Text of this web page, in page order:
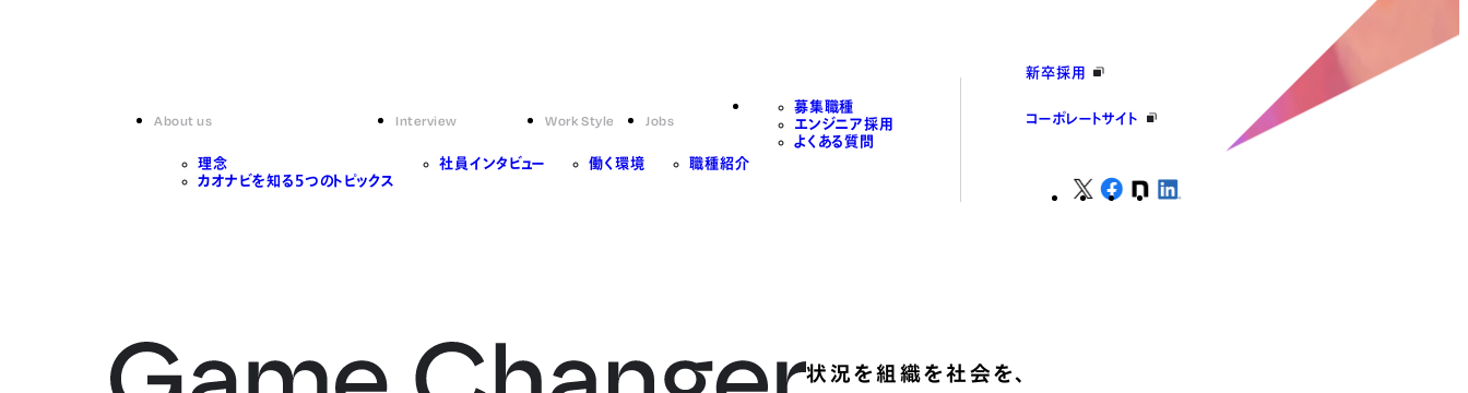
About us
理念
カオナビを知る5つのトピックス
Interview
社員インタビュー
Work Style
働く環境
Jobs
職種紹介
募集職種
エンジニア採用
よくある質問
新卒採用
コーポレートサイト
状況を組織を社会を、